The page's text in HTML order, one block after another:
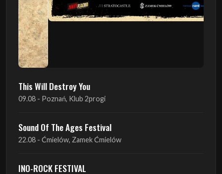
This Will Destroy You
09.08 - Poznań, Klub 2progi
Sound Of The Ages Festival
22.08 - Ćmielów, Zamek Ćmielów
INO-ROCK FESTIVAL
29.08 - Inowrocław, Plac Imprez, ul. Wierzbińskiego 9
ProgRockFest 2026